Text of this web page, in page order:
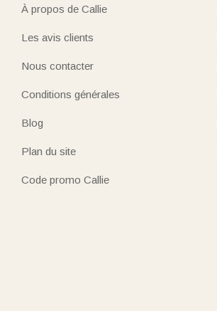
À propos de Callie
Les avis clients
Nous contacter
Conditions générales
Blog
Plan du site
Code promo Callie